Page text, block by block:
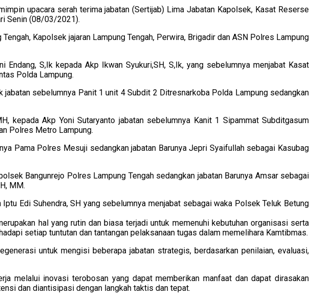
upacara serah terima jabatan (Sertijab) Lima Jabatan Kapolsek, Kasat Reserse
Senin (08/03/2021).
Kapolsek jajaran Lampung Tengah, Perwira, Brigadir dan ASN Polres Lampung
S,Ik kepada Akp Ikwan Syukuri,SH, S,Ik, yang sebelumnya menjabat Kasat
Polda Lampung.
sebelumnya Panit 1 unit 4 Subdit 2 Ditresnarkoba Polda Lampung sedangkan
kepada Akp Yoni Sutaryanto jabatan sebelumnya Kanit 1 Sipammat Subditgasum
Polres Metro Lampung.
Pama Polres Mesuji sedangkan jabatan Barunya Jepri Syaifullah sebagai Kasubag
Bangunrejo Polres Lampung Tengah sedangkan jabatan Barunya Amsar sebagai
MM.
Edi Suhendra, SH yang sebelumnya menjabat sebagai waka Polsek Teluk Betung
hal yang rutin dan biasa terjadi untuk memenuhi kebutuhan organisasi serta
setiap tuntutan dan tantangan pelaksanaan tugas dalam memelihara Kamtibmas.
untuk mengisi beberapa jabatan strategis, berdasarkan penilaian, evaluasi,
melalui inovasi terobosan yang dapat memberikan manfaat dan dapat dirasakan
dan diantisipasi dengan langkah taktis dan tepat.